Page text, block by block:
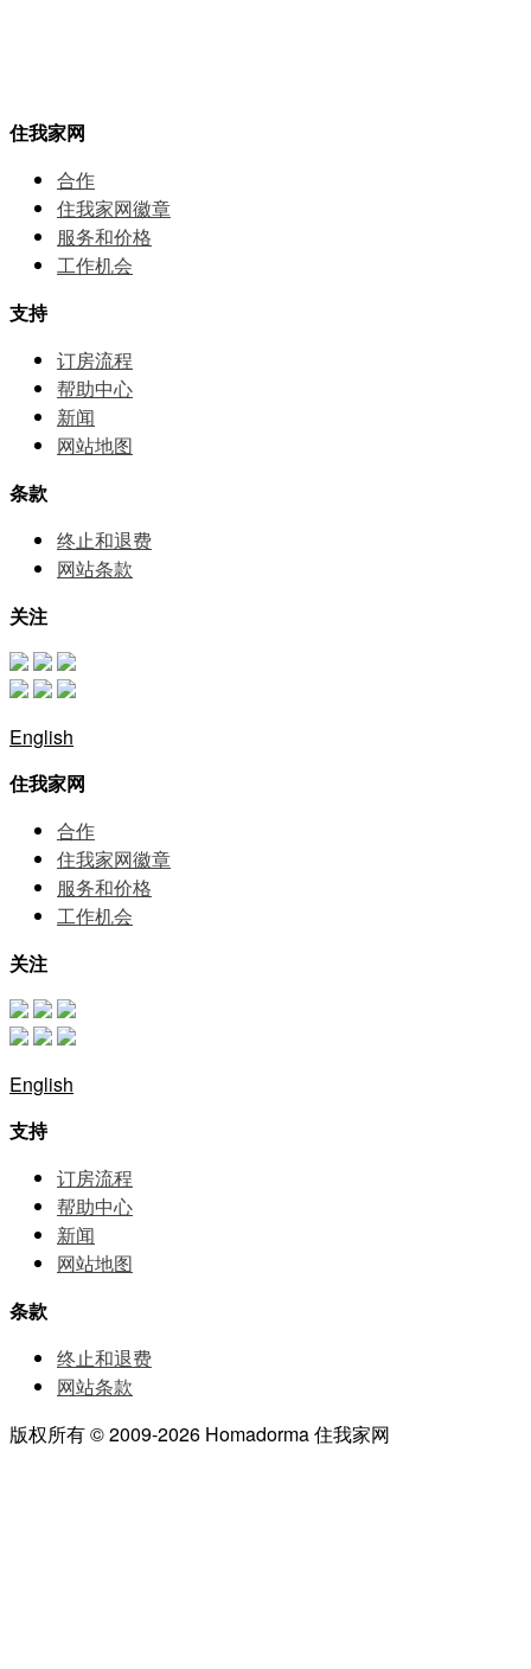
住我家网
合作
住我家网徽章
服务和价格
⼯作机会
支持
订房流程
帮助中⼼
新闻
网站地图
条款
终止和退费
网站条款
关注
English
住我家网
合作
住我家网徽章
服务和价格
⼯作机会
关注
English
支持
订房流程
帮助中⼼
新闻
网站地图
条款
终止和退费
网站条款
版权所有 © 2009-2026 Homadorma 住我家网